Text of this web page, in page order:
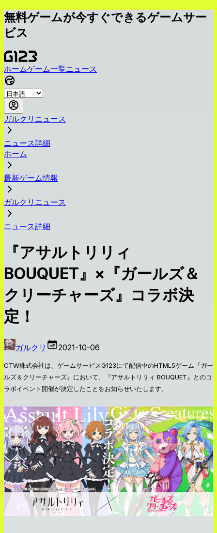
無料ゲームが今すぐできるゲームサー
ビス
ホームゲーム一覧ニュース
ガルクリニュース
ニュース詳細
ホーム
最新ゲーム情報
ガルクリニュース
ニュース詳細
『アサルトリリィ
BOUQUET』×『ガールズ＆
クリーチャーズ』コラボ決
定！
ガルクリ 2021-10-06
CTW株式会社は、ゲームサービスG123にて配信中のHTML5ゲーム『ガー
ルズ＆クリーチャーズ』において、『アサルトリリィ BOUQUET』とのコ
ラボイベント開催が決定したことをお知らせいたします。